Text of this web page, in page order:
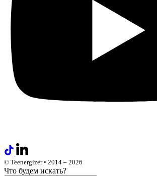
© Teenergizer • 2014 – 2026
Что будем искать?